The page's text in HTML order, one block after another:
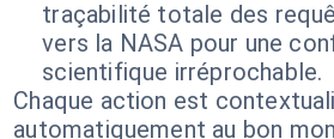
traçabilité totale des
vers la NASA pour une
scientifique irréprochable.
Chaque action est
automatiquement au bon